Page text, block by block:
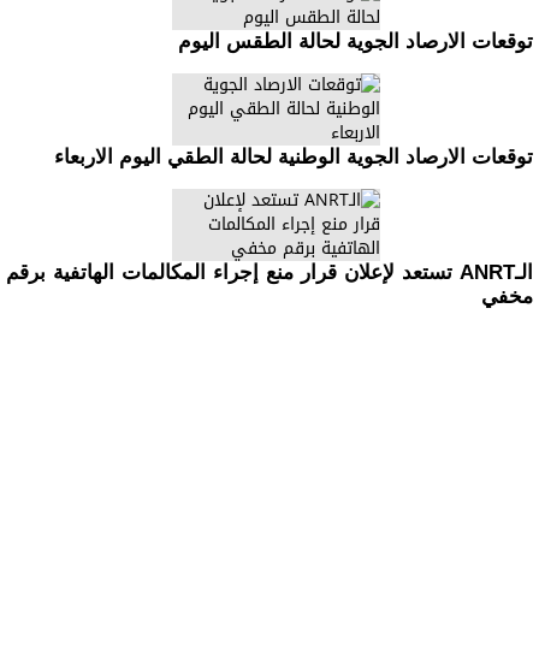
توقعات الارصاد الجوية لحالة الطقس اليوم
توقعات الارصاد الجوية الوطنية لحالة الطقي اليوم الاربعاء
الـANRT تستعد لإعلان قرار منع إجراء المكالمات الهاتفية برقم
مخفي